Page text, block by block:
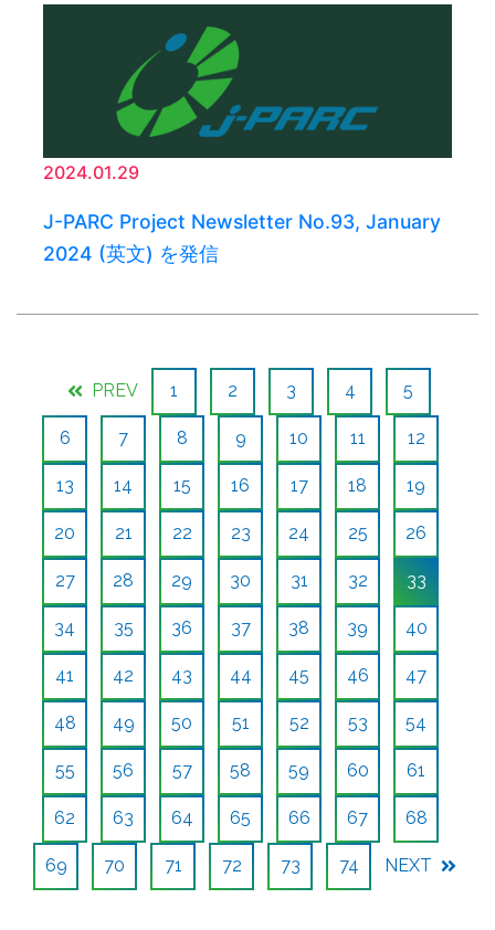
2024.01.29
J-PARC Project Newsletter No.93, January
2024 (英文) を発信
PREV 1 2 3 4 5
6 7 8 9 10 11 12
13 14 15 16 17 18 19
20 21 22 23 24 25 26
27 28 29 30 31 32 33
34 35 36 37 38 39 40
41 42 43 44 45 46 47
48 49 50 51 52 53 54
55 56 57 58 59 60 61
62 63 64 65 66 67 68
69 70 71 72 73 74 NEXT